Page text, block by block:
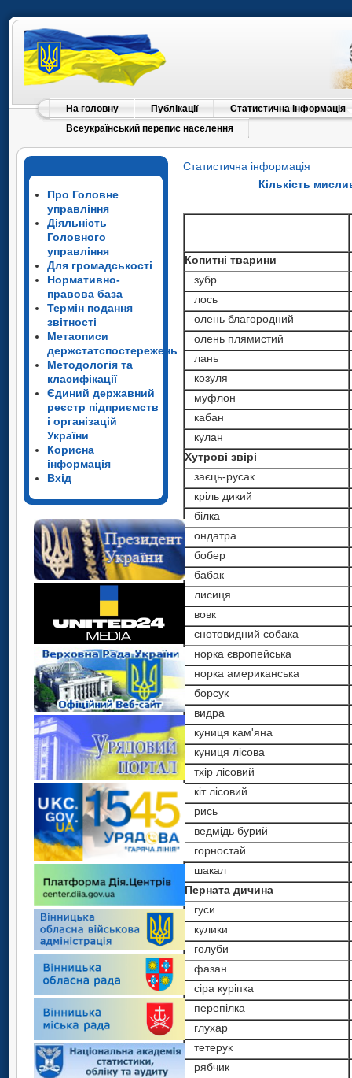
На головну Публікації
Статистична інформація
Всеукраїнський перепис населення
Про Головне
управління
Діяльність
Головного
управління
Для громадськості
Нормативно-
правова база
Термін подання
звітності
Метаописи
держстатспостережень
Методологія та
класифікації
Єдиний державний
реєстр підприємств
і організацій
України
Корисна
інформація
Вхід
Статистична інформація
Кількість
Копитні тварини
зубр
лось
олень благородний
олень плямистий
лань
козуля
муфлон
кабан
кулан
Хутрові звірі
заєць-русак
кріль дикий
білка
ондатра
бобер
бабак
лисиця
вовк
єнотовидний собака
норка європейська
норка американська
борсук
видра
куниця кам'яна
куниця лісова
тхір лісовий
кіт лісовий
рись
ведмідь бурий
горностай
шакал
Перната дичина
гуси
кулики
голуби
фазан
сіра куріпка
перепілка
глухар
тетерук
рябчик